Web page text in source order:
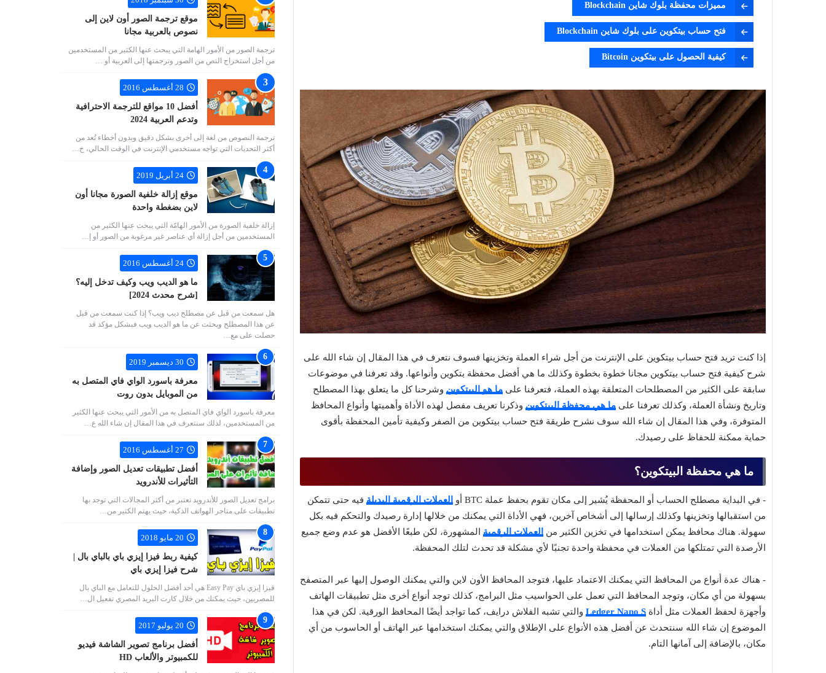
مميزات محفظة بلوك شاين Blockchain
فتح حساب بيتكوين على بلوك شاين Blockchain
كيفية الحصول على بيتكوين Bitcoin
إذا كنت تريد فتح حساب بيتكوين على الإنترنت من أجل شراء العملة وتخزينها فسوف نتعرف في هذا المقال إن شاء الله على
شرح كيفية فتح حساب بيتكوين مجانا خطوة بخطوة وكذلك ما هي أفضل محفظة بتكوين وأنواعها. وقد تعرفنا في موضوعات
سابقة على الكثير من المصطلحات المتعلقة بهذه العملة، فتعرفنا على ما هو البيتكوين وشرحنا كل ما يتعلق بهذا المصطلح
وتاريخ ونشأة العملة، وكذلك تعرفنا على ما هي محفظة البيتكوين وذكرنا تعريف مفصل لهذه الأداة وأهميتها وأنواع المحافظ
المتوفرة، وفي هذا المقال إن شاء الله سوف نشرح طريقة فتح حساب بيتكوين من الصفر وكيفية تأمين المحفظة بأقوى
حماية ممكنة للحفاظ على رصيدك.
ما هي محفظة البيتكوين؟
- في البداية مصطلح الحساب أو المحفظة يُشير إلى مكان تقوم بحفظ عملة BTC أو العملات الرقمية البديلة فيه حتى تتمكن
من استقبالها وتخزينها وكذلك إرسالها إلى أشخاص آخرين، فهي الأداة التي يمكنك من خلالها إدارة رصيدك والتحكم فيه بكل
سهولة. هناك محافظ يمكن استخدامها في تخزين الكثير من
العملات الرقمية المشهورة، لكن طبعًا الأفضل هو عدم وضع جميع
الأرصدة التي تمتلكها من العملات في محفظة واحدة تجنبًا لأي مشكلة قد تحدث لتلك المحفظة.
- هناك عدة أنواع من المحافظ التي يمكنك الاعتماد عليها، فتوجد المحافظ الأون لاين والتي يمكنك الوصول إليها عبر المتصفح
بسهولة من أي مكان، وتوجد المحافظ التي تعمل على الحواسيب مثل البرامج، كذلك توجد أنواع أخرى مثل تطبيقات الهاتف
وأجهزة لحفظ العملات مثل أداة Ledger Nano S والتي تشبه الفلاش درايف، كما تواجد أيضًا المحافظ الورقية. لكن في هذا
الموضوع إن شاء الله سنتحدث عن أفضل هذه الأنواع على الإطلاق والتي يمكنك استخدامها عبر الهاتف أو الحاسوب من أي
مكان، بالإضافة إلى آمانها التام.
موقع ترجمة الصور أون لاين إلى
نصوص بالعربية مجانا
ترجمة الصور من الأمور الهامة التي يبحث عنها الكثير من المستخدمين
من أجل استخراج النص من الصور وترجمتها إلى العربية أو …
28 أغسطس 2016
أفضل 10 مواقع للترجمة الاحترافية
وتدعم العربية 2024
ترجمة النصوص من لغة إلى أخرى بشكل دقيق وبدون أخطاء تُعد من
أكثر التحديات التي تواجه مستخدمي الإنترنت في الوقت الحالي، خ…
24 أبريل 2019
موقع إزالة خلفية الصورة مجانا أون
لاين بضغطة واحدة
إزالة خلفية الصورة من الأمور الهامّة التي يبحث عنها الكثير من
المستخدمين من أجل إزالة أي عناصر غير مرغوبة من الصور أو إ…
24 أغسطس 2016
ما هو الديب ويب وكيف تدخل إليه؟
[شرح محدث 2024]
هل سمعت من قبل عن مصطلح ديب ويب؟ إذا كنت سمعت من قبل
عن هذا المصطلح وبحثت عن ما هو الديب ويب فبشكل مؤكد قد
حصلت على مع…
30 ديسمبر 2019
معرفة باسورد الواي فاي المتصل به
من الموبايل بدون روت
معرفة باسورد الواي فاي المتصل به من الأمور التي يبحث عنها الكثير
من المستخدمين، لذلك سنتعرف في هذا المقال إن شاء الله ع…
27 أغسطس 2016
أفضل تطبيقات تعديل الصور وإضافة
التأثيرات للأندرويد
برامج تعديل الصور للأندرويد تعتبر من أكثر المجالات التي توجد بها
تطبيقات على متاجر الهواتف الذكية، حيث يهتم الكثير من…
20 مايو 2018
كيفية ربط فيزا إيزي باي بالباي بال |
شرح فيزا إيزي باي
فيزا إيزي باي Easy Pay هي أحد أفضل الحلول للتعامل مع الباي بال
للمصريين، حيث يمكنك من خلال كارت البريد المصري تفعيل ال…
20 يوليو 2017
أفضل برنامج تصوير الشاشة فيديو
للكمبيوتر والألعاب HD